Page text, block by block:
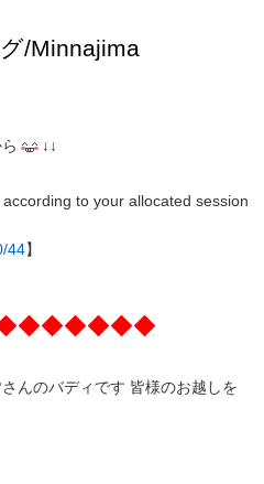
/Minnajima
↓↓
to your allocated session
44】
んのバディです 皆様のお越しを